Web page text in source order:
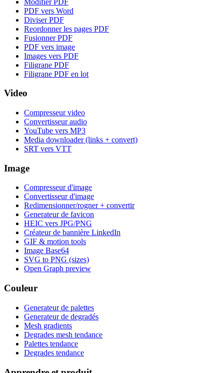
PDF vers Word
Diviser PDF
Reordonner les pages PDF
Fusionner PDF
PDF vers image
Images vers PDF
Filigrane PDF
Filigrane PDF en lot
Video
Compresseur video
Convertisseur audio
YouTube vers MP3
Media downloader (links + convert)
SRT vers VTT
Image
Compresseur d'image
Convertisseur d'image
Redimensionner/rogner + convertir
Generateur de favicon
HEIC vers JPG/PNG
Créateur de bannière LinkedIn
GIF & motion tools
Image Base64
SVG to PNG (sizes)
Open Graph preview
Couleur
Generateur de palettes
Generateur de degradés
Mesh gradients
Degrades mesh tendance
Palettes tendance
Degrades tendance